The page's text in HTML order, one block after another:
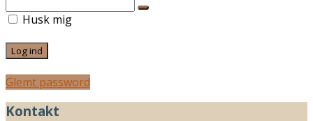
Husk mig
Glemt password
Kontakt